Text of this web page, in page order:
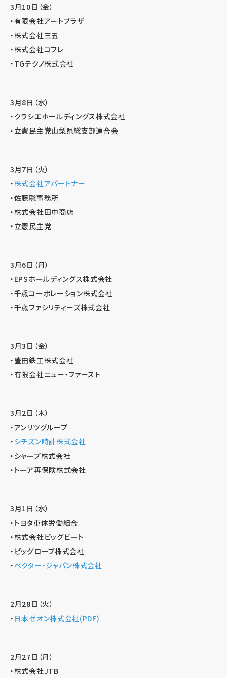
3月10日（金）
・有限会社アートプラザ
・株式会社三五
・株式会社コフレ
・TGテクノ株式会社
3月8日（水）
・クラシエホールディングス株式会社
・立憲民主党山梨県総支部連合会
3月7日（火）
・株式会社アパートナー
・佐藤聡事務所
・株式会社田中商店
・立憲民主党
3月6日（月）
・EPSホールディングス株式会社
・千歳コーポレーション株式会社
・千歳ファシリティーズ株式会社
3月3日（金）
・豊田鉄工株式会社
・有限会社ニュー・ファースト
3月2日（木）
・アンリツグループ
・ シチズン時計株式会社
・シャープ株式会社
・トーア再保険株式会社
3月1日（水）
・トヨタ車体労働組合
・株式会社ビッグビート
・ビッグローブ株式会社
・ベクター・ジャパン株式会社
2月28日（火）
・ 日本ゼオン株式会社(PDF)
2月27日（月）
・株式会社JTB